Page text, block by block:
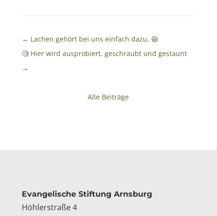
← Lachen gehört bei uns einfach dazu. 😆
🧐 Hier wird ausprobiert, geschraubt und gestaunt
→
Alle Beiträge
Kontakt
Evangelische Stiftung Arnsburg
Höhlerstraße 4